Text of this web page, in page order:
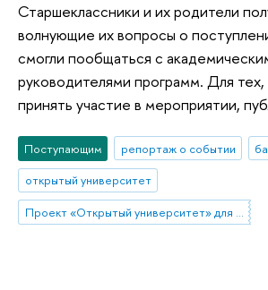
Старшеклассники и их родители
волнующие их вопросы о
смогли пообщаться с
руководителями программ. Для
принять участие в мероприятии,
Поступающим репортаж о событии
открытый университет
Проект «Открытый университет» для старшеклассников